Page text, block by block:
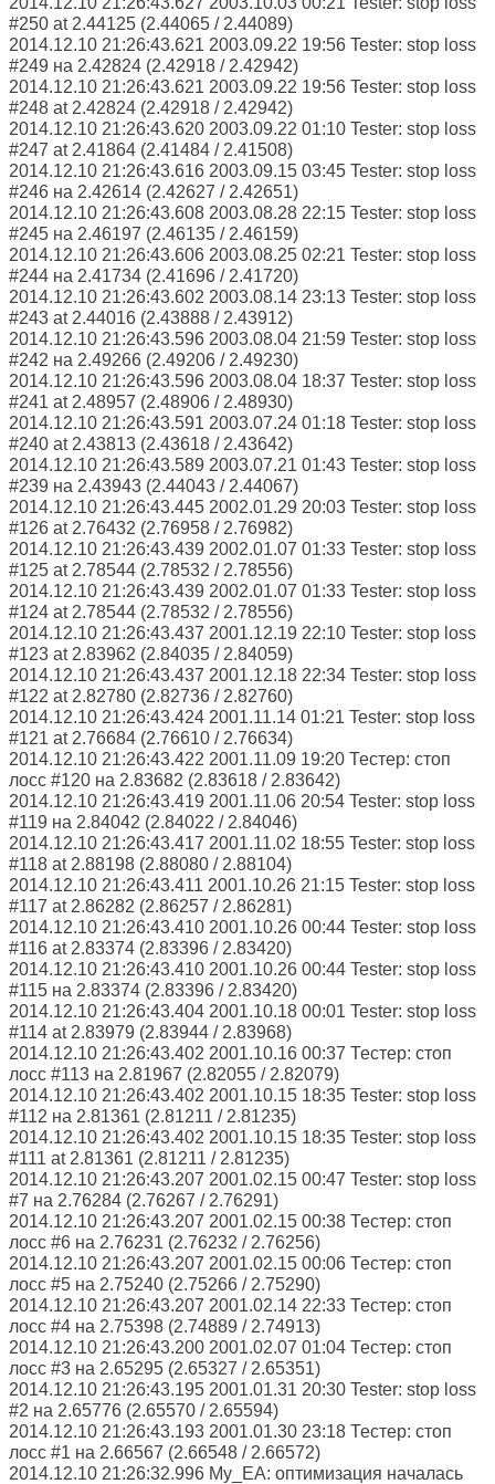
#250 at 2.44125 (2.44065 / 2.44089)
2014.12.10 21:26:43.621 2003.09.22 19:56 Tester: stop loss
#249 на 2.42824 (2.42918 / 2.42942)
2014.12.10 21:26:43.621 2003.09.22 19:56 Tester: stop loss
#248 at 2.42824 (2.42918 / 2.42942)
2014.12.10 21:26:43.620 2003.09.22 01:10 Tester: stop loss
#247 at 2.41864 (2.41484 / 2.41508)
2014.12.10 21:26:43.616 2003.09.15 03:45 Tester: stop loss
#246 на 2.42614 (2.42627 / 2.42651)
2014.12.10 21:26:43.608 2003.08.28 22:15 Tester: stop loss
#245 на 2.46197 (2.46135 / 2.46159)
2014.12.10 21:26:43.606 2003.08.25 02:21 Tester: stop loss
#244 на 2.41734 (2.41696 / 2.41720)
2014.12.10 21:26:43.602 2003.08.14 23:13 Tester: stop loss
#243 at 2.44016 (2.43888 / 2.43912)
2014.12.10 21:26:43.596 2003.08.04 21:59 Tester: stop loss
#242 на 2.49266 (2.49206 / 2.49230)
2014.12.10 21:26:43.596 2003.08.04 18:37 Tester: stop loss
#241 at 2.48957 (2.48906 / 2.48930)
2014.12.10 21:26:43.591 2003.07.24 01:18 Tester: stop loss
#240 at 2.43813 (2.43618 / 2.43642)
2014.12.10 21:26:43.589 2003.07.21 01:43 Tester: stop loss
#239 на 2.43943 (2.44043 / 2.44067)
2014.12.10 21:26:43.445 2002.01.29 20:03 Tester: stop loss
#126 at 2.76432 (2.76958 / 2.76982)
2014.12.10 21:26:43.439 2002.01.07 01:33 Tester: stop loss
#125 at 2.78544 (2.78532 / 2.78556)
2014.12.10 21:26:43.439 2002.01.07 01:33 Tester: stop loss
#124 at 2.78544 (2.78532 / 2.78556)
2014.12.10 21:26:43.437 2001.12.19 22:10 Tester: stop loss
#123 at 2.83962 (2.84035 / 2.84059)
2014.12.10 21:26:43.437 2001.12.18 22:34 Tester: stop loss
#122 at 2.82780 (2.82736 / 2.82760)
2014.12.10 21:26:43.424 2001.11.14 01:21 Tester: stop loss
#121 at 2.76684 (2.76610 / 2.76634)
2014.12.10 21:26:43.422 2001.11.09 19:20 Тестер: стоп
лосс #120 на 2.83682 (2.83618 / 2.83642)
2014.12.10 21:26:43.419 2001.11.06 20:54 Tester: stop loss
#119 на 2.84042 (2.84022 / 2.84046)
2014.12.10 21:26:43.417 2001.11.02 18:55 Tester: stop loss
#118 at 2.88198 (2.88080 / 2.88104)
2014.12.10 21:26:43.411 2001.10.26 21:15 Tester: stop loss
#117 at 2.86282 (2.86257 / 2.86281)
2014.12.10 21:26:43.410 2001.10.26 00:44 Tester: stop loss
#116 at 2.83374 (2.83396 / 2.83420)
2014.12.10 21:26:43.410 2001.10.26 00:44 Tester: stop loss
#115 на 2.83374 (2.83396 / 2.83420)
2014.12.10 21:26:43.404 2001.10.18 00:01 Tester: stop loss
#114 at 2.83979 (2.83944 / 2.83968)
2014.12.10 21:26:43.402 2001.10.16 00:37 Тестер: стоп
лосс #113 на 2.81967 (2.82055 / 2.82079)
2014.12.10 21:26:43.402 2001.10.15 18:35 Tester: stop loss
#112 на 2.81361 (2.81211 / 2.81235)
2014.12.10 21:26:43.402 2001.10.15 18:35 Tester: stop loss
#111 at 2.81361 (2.81211 / 2.81235)
2014.12.10 21:26:43.207 2001.02.15 00:47 Tester: stop loss
#7 на 2.76284 (2.76267 / 2.76291)
2014.12.10 21:26:43.207 2001.02.15 00:38 Тестер: стоп
лосс #6 на 2.76231 (2.76232 / 2.76256)
2014.12.10 21:26:43.207 2001.02.15 00:06 Тестер: стоп
лосс #5 на 2.75240 (2.75266 / 2.75290)
2014.12.10 21:26:43.207 2001.02.14 22:33 Тестер: стоп
лосс #4 на 2.75398 (2.74889 / 2.74913)
2014.12.10 21:26:43.200 2001.02.07 01:04 Тестер: стоп
лосс #3 на 2.65295 (2.65327 / 2.65351)
2014.12.10 21:26:43.195 2001.01.31 20:30 Tester: stop loss
#2 на 2.65776 (2.65570 / 2.65594)
2014.12.10 21:26:43.193 2001.01.30 23:18 Тестер: стоп
лосс #1 на 2.66567 (2.66548 / 2.66572)
2014.12.10 21:26:32.996 My_EA: оптимизация началась